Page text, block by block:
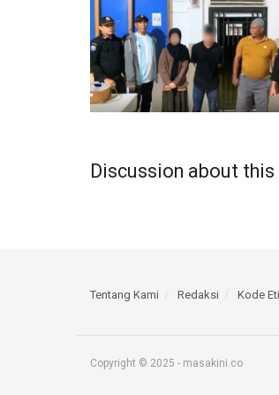
Discussion about
Tentang Kami Redaksi Kode
Copyright © 2025 - masakini.co